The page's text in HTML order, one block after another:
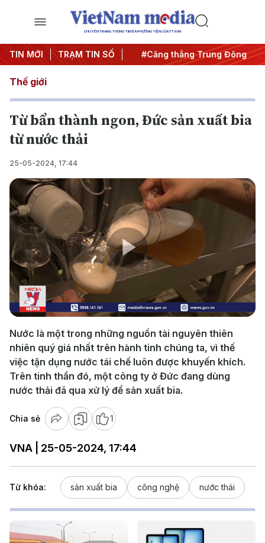
CHUYÊN TRANG THÔNG TIN ĐA PHƯƠNG TIỆN CỦA TTXVN
TIN MỚI TRẠM TIN SỐ
#Chống khai thác IUU #Căng thẳng Trung Đông
Thế giới
Từ bẩn thành ngon, Đức sản xuất bia
từ nước thải
25-05-2024, 17:44
Play
Video
Nước là một trong những nguồn tài nguyên thiên
nhiên quý giá nhất trên hành tinh chúng ta, vì thế
việc tận dụng nước tái chế luôn được khuyến khích.
Trên tinh thần đó, một công ty ở Đức đang dùng
nước thải đã qua xử lý để sản xuất bia.
Chia sẻ 1
VNA | 25-05-2024, 17:44
Từ khóa: sản xuất bia công nghệ nước thải